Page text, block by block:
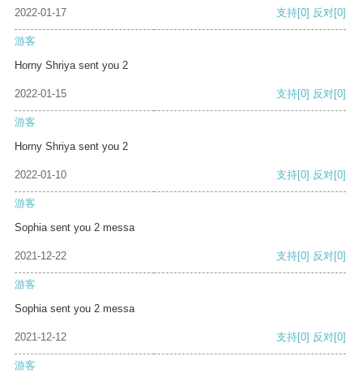
2022-01-17 支持[0] 反对[0]
游客
Horny Shriya sent you 2
2022-01-15 支持[0] 反对[0]
游客
Horny Shriya sent you 2
2022-01-10 支持[0] 反对[0]
游客
Sophia sent you 2 messa
2021-12-22 支持[0] 反对[0]
游客
Sophia sent you 2 messa
2021-12-12 支持[0] 反对[0]
游客